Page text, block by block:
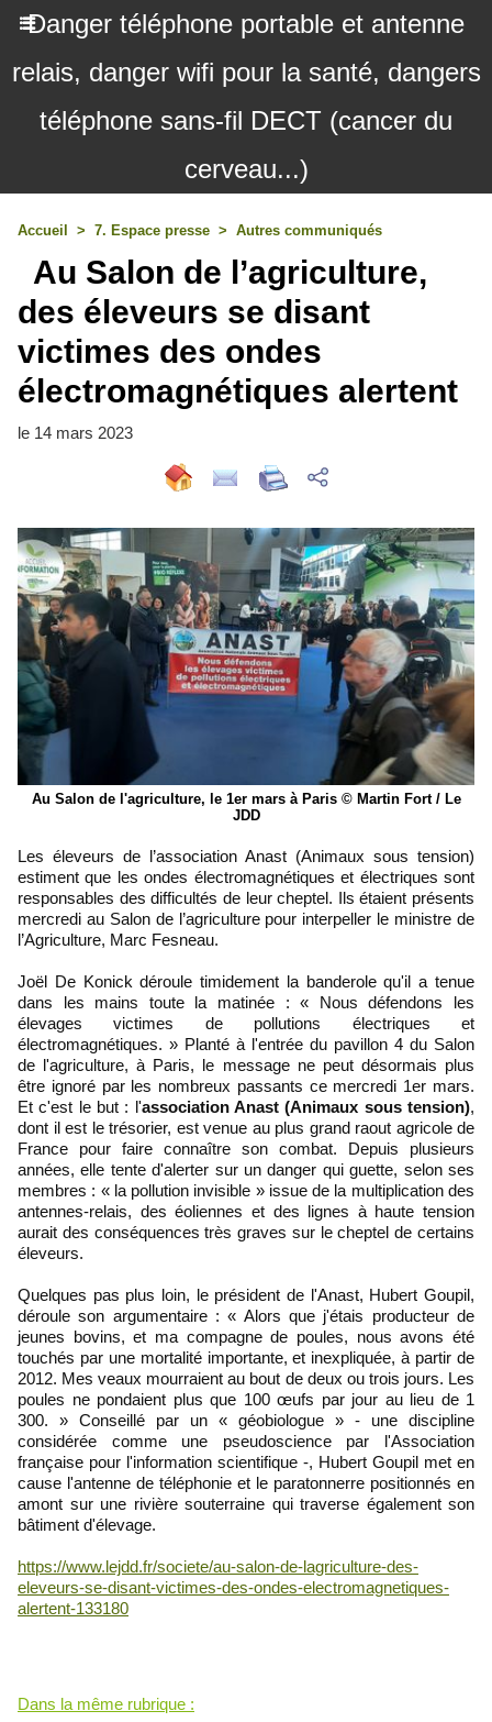
Danger téléphone portable et antenne
relais, danger wifi pour la santé, dangers
téléphone sans-fil DECT (cancer du
cerveau...)
Accueil > 7. Espace presse > Autres communiqués
Au Salon de l’agriculture,
des éleveurs se disant
victimes des ondes
électromagnétiques alertent
le 14 mars 2023
Au Salon de l'agriculture, le 1er mars à Paris © Martin Fort / Le
JDD
Les éleveurs de l’association Anast (Animaux sous tension)
estiment que les ondes électromagnétiques et électriques sont
responsables des difficultés de leur cheptel. Ils étaient présents
mercredi au Salon de l’agriculture pour interpeller le ministre de
l’Agriculture, Marc Fesneau.
Joël De Konick déroule timidement la banderole qu'il a tenue
dans les mains toute la matinée : « Nous défendons les
élevages victimes de pollutions électriques et
électromagnétiques. » Planté à l'entrée du pavillon 4 du Salon
de l'agriculture, à Paris, le message ne peut désormais plus
être ignoré par les nombreux passants ce mercredi 1er mars.
Et c'est le but : l'association Anast (Animaux sous tension),
dont il est le trésorier, est venue au plus grand raout agricole de
France pour faire connaître son combat. Depuis plusieurs
années, elle tente d'alerter sur un danger qui guette, selon ses
membres : « la pollution invisible » issue de la multiplication des
antennes-relais, des éoliennes et des lignes à haute tension
aurait des conséquences très graves sur le cheptel de certains
éleveurs.
Quelques pas plus loin, le président de l'Anast, Hubert Goupil,
déroule son argumentaire : « Alors que j'étais producteur de
jeunes bovins, et ma compagne de poules, nous avons été
touchés par une mortalité importante, et inexpliquée, à partir de
2012. Mes veaux mourraient au bout de deux ou trois jours. Les
poules ne pondaient plus que 100 œufs par jour au lieu de 1
300. » Conseillé par un « géobiologue » - une discipline
considérée comme une pseudoscience par l'Association
française pour l'information scientifique -, Hubert Goupil met en
cause l'antenne de téléphonie et le paratonnerre positionnés en
amont sur une rivière souterraine qui traverse également son
bâtiment d'élevage.
https://www.lejdd.fr/societe/au-salon-de-lagriculture-des-
eleveurs-se-disant-victimes-des-ondes-electromagnetiques-
alertent-133180
Dans la même rubrique :